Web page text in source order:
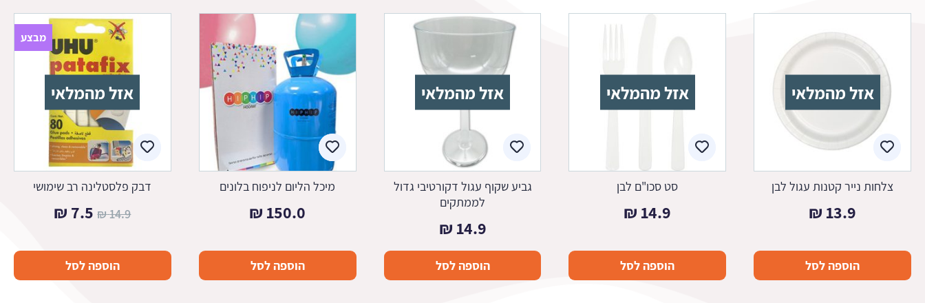
אזל מהמלאי
צלחות נייר קטנות עגול לבן
13.9
₪
הוספה לסל
אזל מהמלאי
סט סכו"ם לבן
14.9
₪
הוספה לסל
אזל מהמלאי
גביע שקוף עגול דקורטיבי גדול
לממתקים
14.9
₪
הוספה לסל
מיכל הליום לניפוח בלונים
150.0
₪
הוספה לסל
אזל מהמלאי
מבצע
דבק פלסטלינה רב שימושי
14.9
₪ המחיר
היה:
14.9 ₪.
7.5
₪המחיר
הוא:
7.5 ₪.
הוספה לסל